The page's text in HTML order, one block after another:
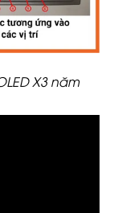
X3 năm